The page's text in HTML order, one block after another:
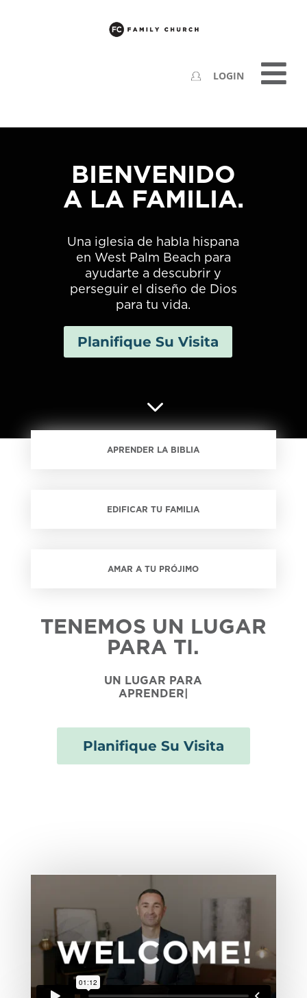
LOGIN
BIENVENIDO
A LA FAMILIA.
Una iglesia de habla hispana
en West Palm Beach para
ayudarte a descubrir y
perseguir el diseño de Dios
para tu vida.
Planifique Su Visita
3
APRENDER LA BIBLIA
EDIFICAR TU FAMILIA
AMAR A TU PRÓJIMO
TENEMOS UN LUGAR
PARA TI.
UN LUGAR PARA
APRENDER.|
Planifique Su Visita